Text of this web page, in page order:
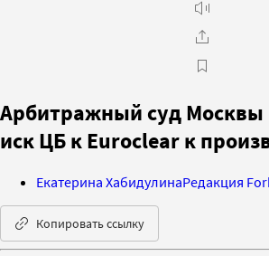
Арбитражный суд Москвы
иск ЦБ к Euroclear к
Екатерина ХабидулинаРедакция
Копировать ссылку